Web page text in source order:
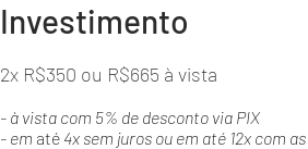
Investimento
2x R$350 ou R$665 à vista
- à vista com 5% de desconto via PIX
- em até 4x sem juros ou em até 12x com